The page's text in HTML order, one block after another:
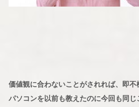
価値観に合わないことがされれば、即不
パソコンを以前も教えたのに今回も同じ